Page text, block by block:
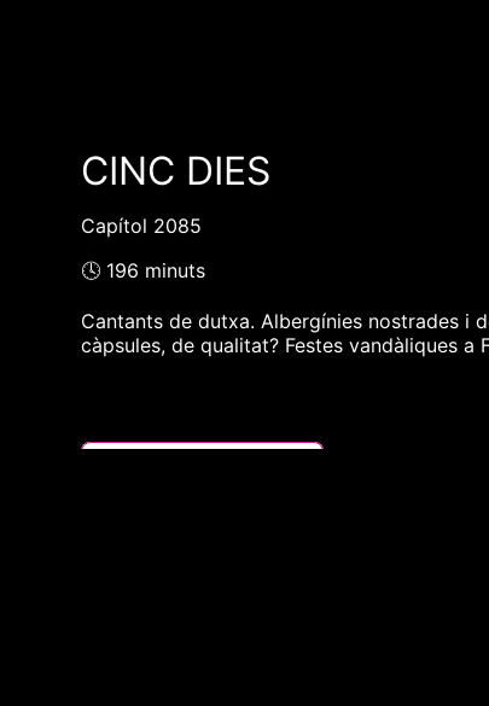
CINC DIES
Capítol 2085
🕓 196 minuts
Cantants de dutxa. Albergínies nostrades i
càpsules, de qualitat? Festes vandàliques a